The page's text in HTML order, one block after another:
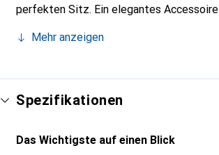
perfekten Sitz. Ein elegantes
Kunden.
Mehr anzeigen
Spezifikationen
Das Wichtigste auf einen Blick